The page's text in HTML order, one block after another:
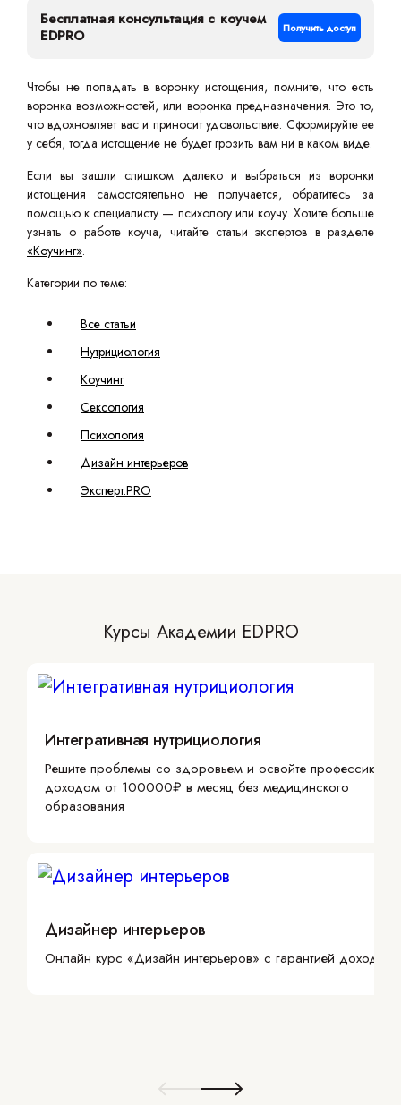
Бесплатная консультация с коучем
EDPRO
Получить доступ
Чтобы не попадать в воронку истощения, помните, что есть
воронка возможностей, или воронка предназначения. Это то,
что вдохновляет вас и приносит удовольствие. Сформируйте ее
у себя, тогда истощение не будет грозить вам ни в каком виде.
Если вы зашли слишком далеко и выбраться из воронки
истощения самостоятельно не получается, обратитесь за
помощью к специалисту — психологу или коучу. Хотите больше
узнать о работе коуча, читайте статьи экспертов в разделе
«Коучинг».
Категории по теме:
Все статьи
Нутрициология
Коучинг
Сексология
Психология
Дизайн интерьеров
Эксперт.PRO
Курсы Академии EDPRO
Интегративная нутрициология
Решите проблемы со здоровьем и освойте профессию с
доходом от 100000₽ в месяц без медицинского
образования
Дизайнер интерьеров
Онлайн курс «Дизайн интерьеров» с гарантией дохода